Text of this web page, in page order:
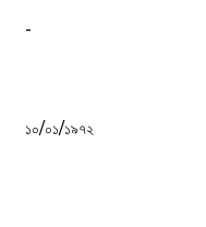
-
১০/০১/১৯৭২